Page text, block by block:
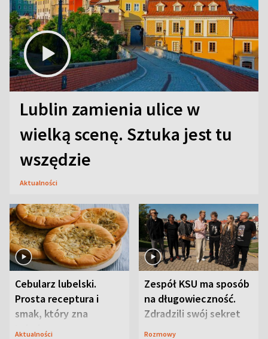
Lublin zamienia ulice w
wielką scenę. Sztuka jest tu
wszędzie
Aktualności
Cebularz lubelski.
Prosta receptura i
smak, który zna
Lubelszczyzna
Aktualności
Zespół KSU ma sposób
na długowieczność.
Zdradzili swój sekret
Rozmowy